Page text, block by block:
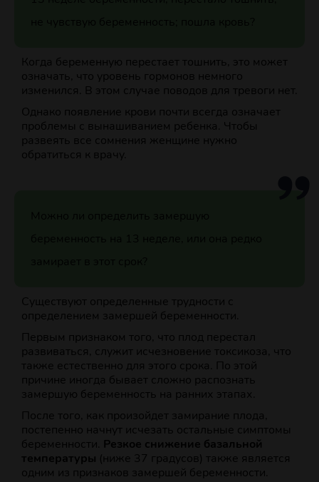
Когда беременную перестает тошнить, это может
означать, что уровень гормонов немного
изменился. В этом случае поводов для тревоги нет.
Однако появление крови почти всегда означает
проблемы с вынашиванием ребенка. Чтобы
развеять все сомнения женщине нужно
обратиться к врачу.
Существуют определенные трудности с
определением замершей беременности.
Первым признаком того, что плод перестал
развиваться, служит исчезновение токсикоза, что
также естественно для этого срока. По этой
причине иногда бывает сложно распознать
замершую беременность на ранних этапах.
После того, как произойдет замирание плода,
постепенно начнут исчезать остальные симптомы
беременности. Резкое снижение базальной
температуры (ниже 37 градусов) также является
одним из признаков замершей беременности.